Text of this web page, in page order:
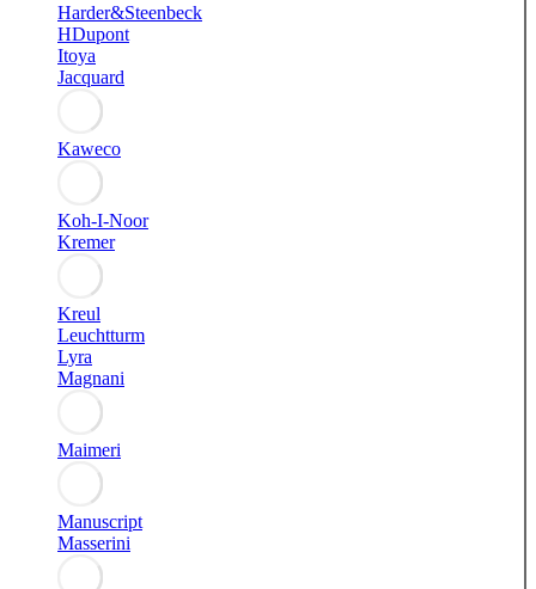
Harder&Steenbeck
HDupont
Itoya
Jacquard
Kaweco
Koh-I-Noor
Kremer
Kreul
Leuchtturm
Lyra
Magnani
Maimeri
Manuscript
Masserini